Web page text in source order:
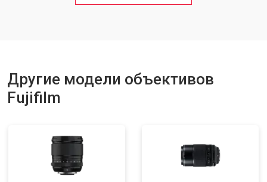
Другие модели объективов
Fujifilm